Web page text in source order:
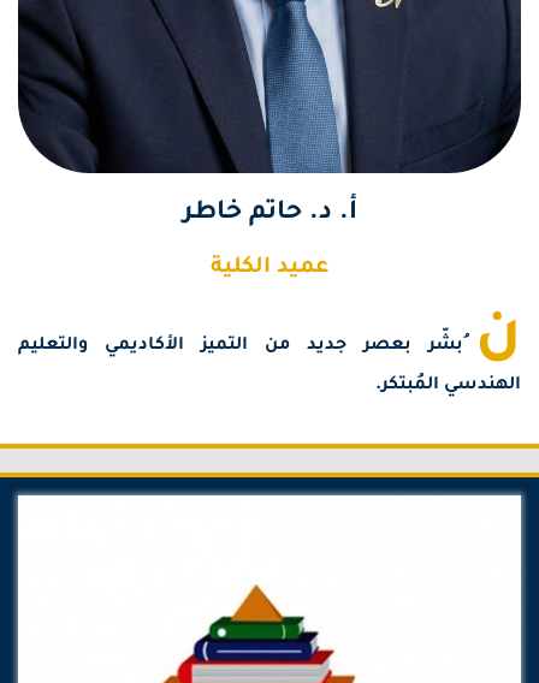
أ. د. حاتم خاطر
عميد الكلية
ن ُبشّر بعصر جديد من التميز الأكاديمي والتعليم
الهندسي المُبتكر.